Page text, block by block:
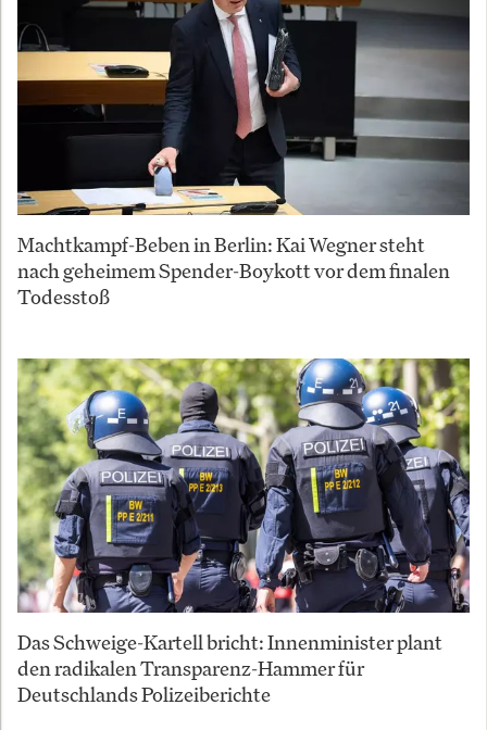
Machtkampf-Beben in Berlin: Kai Wegner steht
nach geheimem Spender-Boykott vor dem finalen
Todesstoß
Das Schweige-Kartell bricht: Innenminister plant
den radikalen Transparenz-Hammer für
Deutschlands Polizeiberichte